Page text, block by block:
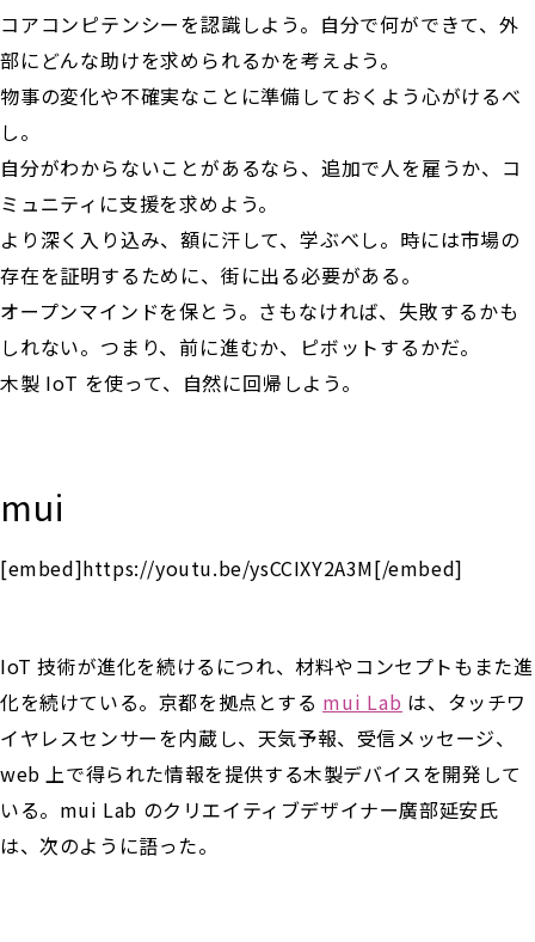
コアコンピテンシーを認識しよう。自分で何ができて、外
部にどんな助けを求められるかを考えよう。
物事の変化や不確実なことに準備しておくよう心がけるべ
し。
自分がわからないことがあるなら、追加で人を雇うか、コ
ミュニティに支援を求めよう。
より深く入り込み、額に汗して、学ぶべし。時には市場の
存在を証明するために、街に出る必要がある。
オープンマインドを保とう。さもなければ、失敗するかも
しれない。つまり、前に進むか、ピボットするかだ。
木製 IoT を使って、自然に回帰しよう。
mui
[embed]https://youtu.be/ysCCIXY2A3M[/embed]
IoT 技術が進化を続けるにつれ、材料やコンセプトもまた進
化を続けている。京都を拠点とする mui Lab は、タッチワ
イヤレスセンサーを内蔵し、天気予報、受信メッセージ、
web 上で得られた情報を提供する木製デバイスを開発して
いる。mui Lab のクリエイティブデザイナー廣部延安氏
は、次のように語った。